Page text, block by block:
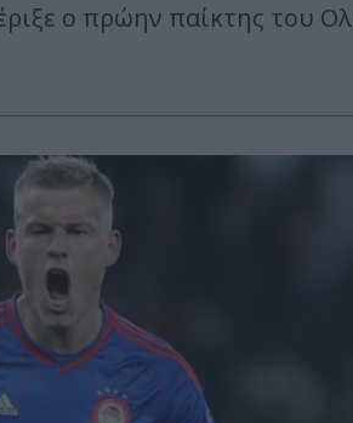
ο πρώην παίκτης του